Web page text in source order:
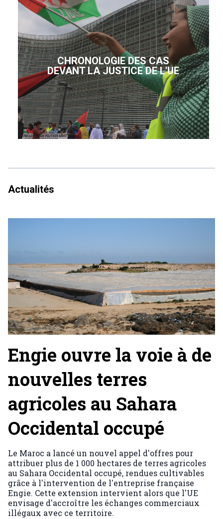
CHRONOLOGIE DES CAS
DEVANT LA JUSTICE DE L'UE
Actualités
Engie ouvre la voie à de
nouvelles terres
agricoles au Sahara
Occidental occupé
Le Maroc a lancé un nouvel appel d'offres pour
attribuer plus de 1 000 hectares de terres agricoles
au Sahara Occidental occupé, rendues cultivables
grâce à l'intervention de l'entreprise française
Engie. Cette extension intervient alors que l'UE
envisage d'accroître les échanges commerciaux
illégaux avec ce territoire.